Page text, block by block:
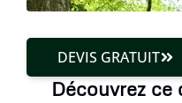
DEVIS GRATUIT
Découvrez ce